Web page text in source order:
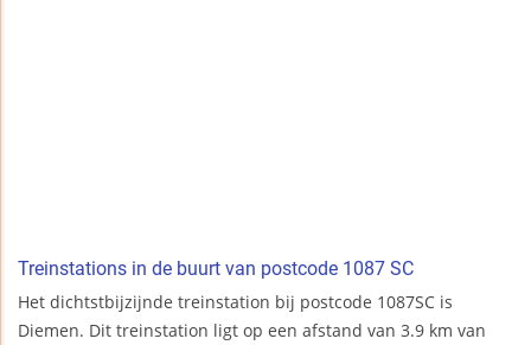
Treinstations in de buurt van postcode 1087 SC
Het dichtstbijzijnde treinstation bij postcode 1087SC is
Diemen. Dit treinstation ligt op een afstand van 3.9 km van